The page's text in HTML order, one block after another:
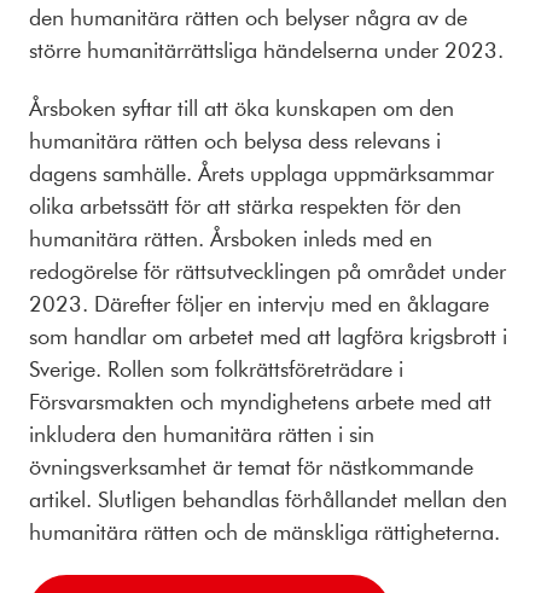
den humanitära rätten och belyser några av de
större humanitärrättsliga händelserna under 2023.
Årsboken syftar till att öka kunskapen om den
humanitära rätten och belysa dess relevans i
dagens samhälle. Årets upplaga uppmärksammar
olika arbetssätt för att stärka respekten för den
humanitära rätten. Årsboken inleds med en
redogörelse för rättsutvecklingen på området under
2023. Därefter följer en intervju med en åklagare
som handlar om arbetet med att lagföra krigsbrott i
Sverige. Rollen som folkrättsföreträdare i
Försvarsmakten och myndighetens arbete med att
inkludera den humanitära rätten i sin
övningsverksamhet är temat för nästkommande
artikel. Slutligen behandlas förhållandet mellan den
humanitära rätten och de mänskliga rättigheterna.